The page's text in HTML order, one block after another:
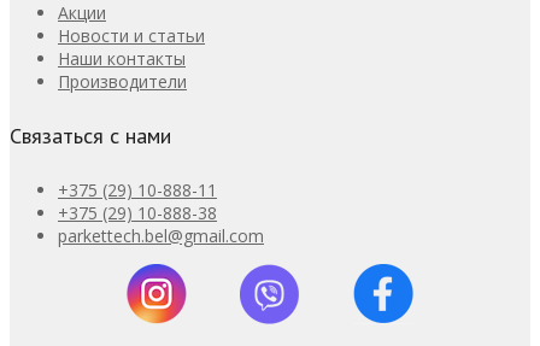
Акции
Новости и статьи
Наши контакты
Производители
Связаться с нами
+375 (29) 10-888-11
+375 (29) 10-888-38
parkettech.bel@gmail.com